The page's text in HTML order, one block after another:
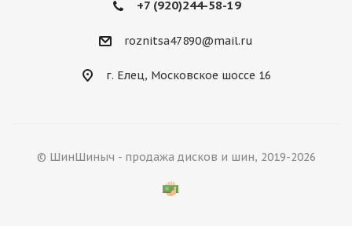
+7 (920)244-58-19
roznitsa47890@mail.ru
г. Елец, Московское шоссе 16
© ШинШиныч - продажа дисков и шин, 2019-2026